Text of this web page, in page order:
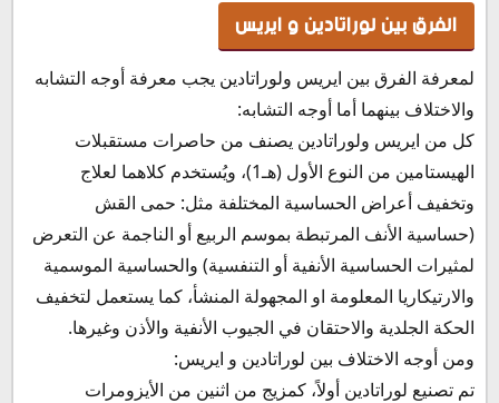
الفرق بين لوراتادين و ايريس
لمعرفة الفرق بين ايريس ولوراتادين يجب معرفة أوجه التشابه
والاختلاف بينهما أما أوجه التشابه:
كل من ايريس ولوراتادين يصنف من حاصرات مستقبلات
الهيستامين من النوع الأول (هـ1)، ويُستخدم كلاهما لعلاج
وتخفيف أعراض الحساسية المختلفة مثل: حمى القش
(حساسية الأنف المرتبطة بموسم الربيع أو الناجمة عن التعرض
لمثيرات الحساسية الأنفية أو التنفسية) والحساسية الموسمية
والارتيكاريا المعلومة او المجهولة المنشأ، كما يستعمل لتخفيف
الحكة الجلدية والاحتقان في الجيوب الأنفية والأذن وغيرها.
ومن أوجه الاختلاف بين لوراتادين و ايريس:
تم تصنيع لوراتادين أولاً، كمزيج من اثنين من الأيزومرات